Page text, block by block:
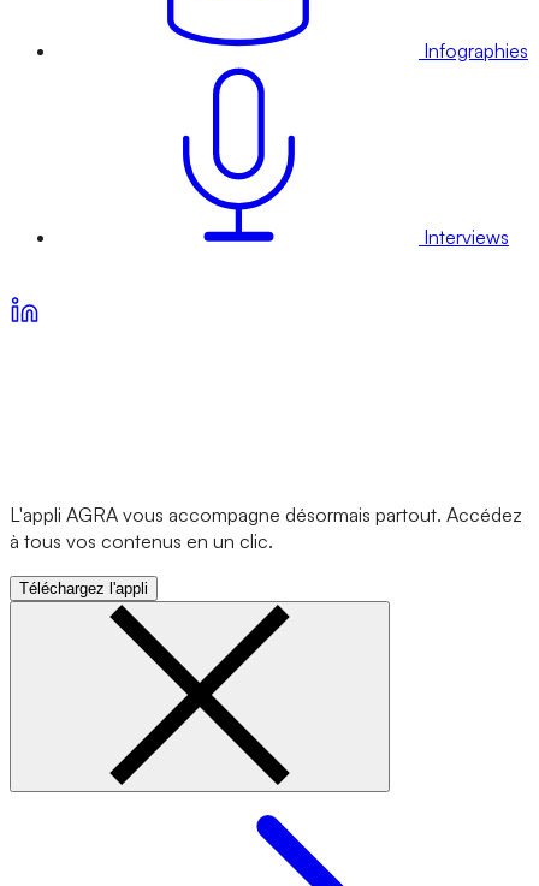
Infographies
Interviews
L'appli AGRA vous accompagne désormais partout. Accédez
à tous vos contenus en un clic.
Téléchargez l'appli